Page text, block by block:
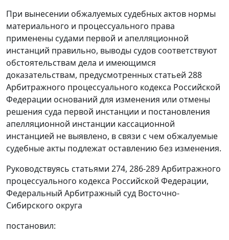
При вынесении обжалуемых судебных актов нормы
материального и процессуального права
применены судами первой и апелляционной
инстанций правильно, выводы судов соответствуют
обстоятельствам дела и имеющимся
доказательствам, предусмотренных статьей 288
Арбитражного процессуального кодекса Российской
Федерации оснований для изменения или отмены
решения суда первой инстанции и постановления
апелляционной инстанции кассационной
инстанцией не выявлено, в связи с чем обжалуемые
судебные акты подлежат оставлению без изменения.
Руководствуясь статьями 274, 286-289Арбитражного
процессуального кодекса Российской Федерации,
Федеральный Арбитражный суд Восточно-
Сибирского округа
постановил: